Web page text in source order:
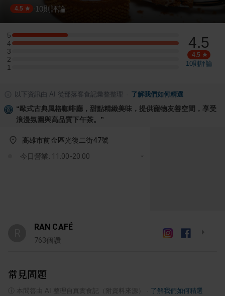
4.5 10則評論
5
5 星：1 則評論
4
4 星：3 則評論
3
3 星：0 則評論
2
2 星：0 則評論
1
1 星：0 則評論
4.5
4.5
10則評論
以下資訊由 AI 從部落客食記彙整整理 了解我們如何精選
“歐式古典風格咖啡廳，甜點精緻美味，提供寵物友善空間，享受
浪漫氛圍與高品質下午茶。 ”
高雄市前金區光復二街47號
今日營業: 11:00-20:00
RAN CAFÉ
763個讚
常見問題
本問答由 AI 整理自真實食記（附資料來源） 了解我們如何精選